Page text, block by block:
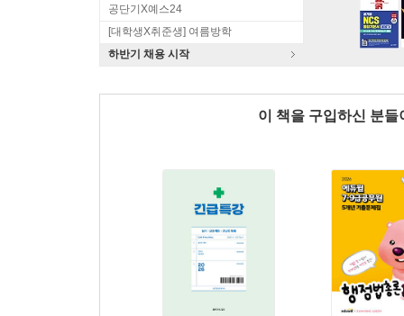
공단기X예스24
[대학생X취준생] 여름방학
하반기 채용 시작
이 책을 구입하신 분